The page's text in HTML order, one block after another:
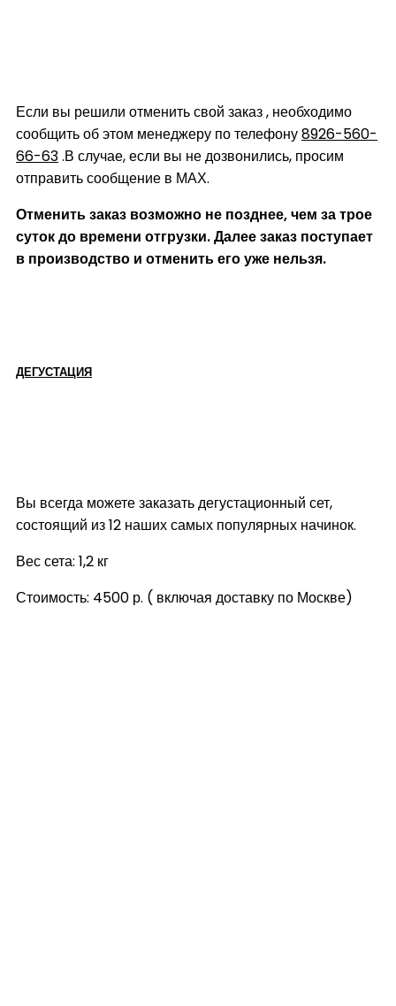
Если вы решили отменить свой заказ , необходимо
сообщить об этом менеджеру по телефону8926-560-
66-63.В случае, если вы не дозвонились, просим
отправить сообщение в МАХ.
Отменить заказ возможно не позднее, чем за трое
суток до времени отгрузки. Далее заказ поступает
в производство и отменить его уже нельзя.
ДЕГУСТАЦИЯ
Вы всегда можете заказать дегустационный сет,
состоящий из 12 наших самых популярных начинок.
Вес сета: 1,2 кг
Стоимость: 4500 р. ( включая доставку по Москве)